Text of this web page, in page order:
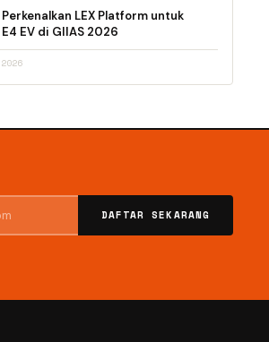
Perkenalkan LEX Platform untuk
E4 EV di GIIAS 2026
DAFTAR SEKARANG